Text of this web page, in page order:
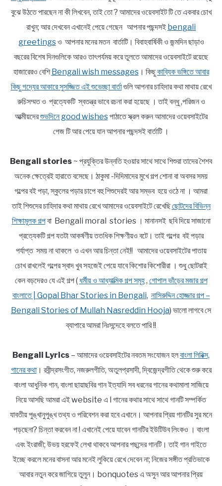
বুঝে উঠতে পারছেন না কী লিখবেন, তাই তো ? আমাদের ওয়েবসাইট টি তে একবার চোখ
রাখুন; আর দেখবেন এখানেই পেয়ে গেছেন আপনার পছন্দসই bengali
greetingsও আপনার মনের মতন বার্তাটি। বিবাহবার্ষিকী ও জন্মদিন ছাড়াও
বছরের বিশেষ দিনগুলিকে আরও তাৎপর্যময় করে তুলতে আমাদের ওয়েবসাইটে রয়েছে
হাজারেরও বেশিBengali wish messages। কিছুকাব্যিক ভঙ্গিতে আবার
কিছু গদ্যের আকারে সুসজ্জিত এই শুভেচ্ছা বার্তাগুলি আপনার চাহিদার কথা মাথায় রেখে
রুচিসম্মত ও প্রত্যেকটি স্বতন্ত্র ভাবে রচনা করা হয়েছে । তাই বন্ধু ,পরিজন ও
আত্মীয়দেরশুভদিনে good wishesপাঠাতে স্ক্রল করুন আমাদের ওয়েবসাইটের
পেজ টি আর পেয়ে যান আপনার পছন্দসই বার্তাটি ।
Bengali stories ~ প্রযুক্তির উন্নতি হওয়ার সাথে সাথে শিশুরা তাদের শৈশব
অনেক ক্ষেত্রেই হারাতে বসেছে। ঠাকুমা -দিদিমাদের মুখে গল্প শোনা বা অবসর সময়
গল্পের বই পড়া, স্কুলের পড়ার চাপে বহু শিশুদেরই আর সম্ভব হয়ে ওঠে না । আমরা
তাই শিশুদের চাহিদার কথা মাথায় রেখে আমাদের ওয়েবসাইটে রেখেছিছোটদের বিভিন্ন
শিক্ষামূলক গল্পবা Bengali moral stories । মানানসই ছবি দিয়ে সাজানো
প্রত্যেকটি গল্প যতটা আকর্ষণীয় ততধিক শিক্ষণীয়ও বটে। তাই গল্পের বই পড়ার
পর্যাপ্ত সময় না থাকলে ও এখন আর চিন্তা নেই!! আমাদের ওয়েবসাইটের পাতায়
চোখ রাখলেই গল্পের স্বাদ খুব সহজেই পেয়ে যাবে কিশোর কিশোরীরা । শুধু ছোটরাই
কেন বড়দেরও যে এই গল্প ( ধর্মীয় ও আধ্যাত্মিক গল্প সমূহ, গোপাল ভাঁড়ের মজার গল্প
বাংলাতে | Gopal Bhar Stories in Bengali, নাসিরুদ্দিন হোজ্জার গল্প –
Bengali Stories of Mullah Nasreddin Hooja) ভালো লাগবে সে
ব্যাপারে আমরা নিঃসন্দেহে বলতে পারি !!
Bengali Lyrics – আমাদের ওয়েবসাইটের নবতম সংযোজন হলবাংলা লিরিক্স,
গানের কথা। রবীন্দ্রসংগীত, নজরুলগীতি, অতুলপ্রসাদী, দ্বিজেন্দ্রগীতি থেকে শুরু করে
বাংলা আধুনিক গান, বাংলা ছায়াছবির গান ইত্যাদি সব ধরনের গানের কথামালা সাজিয়ে
নিয়ে আসছি আমরা এই website এ l গানের কথার সাথে সাথে গানটি সম্পর্কিত
যাবতীয় পুঙ্খানুপুঙ্খ তথ্য ও পরিবেশন করা হবে এখানে। আপনার প্রিয় গানটির সুর মনে
পড়ছেনা? চিন্তা করবেন না ! এখানেই পেয়ে যাবেন গানটির ইউটিউব লিংকও । বাংলা
এবং ইংরাজী; উভয় হরফেই লেখা থাকবে আপনার পছন্দের গানটি। তাই গান গাইতে
ইচ্ছে করলে মনের বাসনা আর মনেই লুকিয়ে রেখে দেবেন না; নিজের সঙ্গীত প্রতিভাকে
আবার নতুন করে জাগিয়ে তুলুন। bonquotes এ অসুন আর আপনার প্রিয়